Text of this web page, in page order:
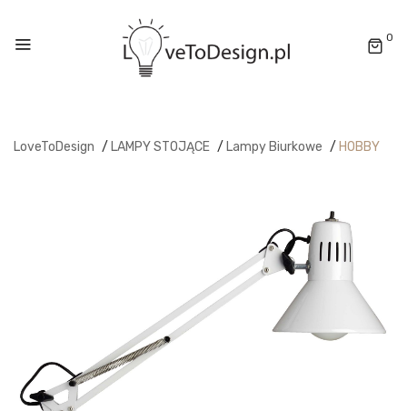
0
LoveToDesign / LAMPY STOJĄCE / Lampy Biurkowe / HOBBY